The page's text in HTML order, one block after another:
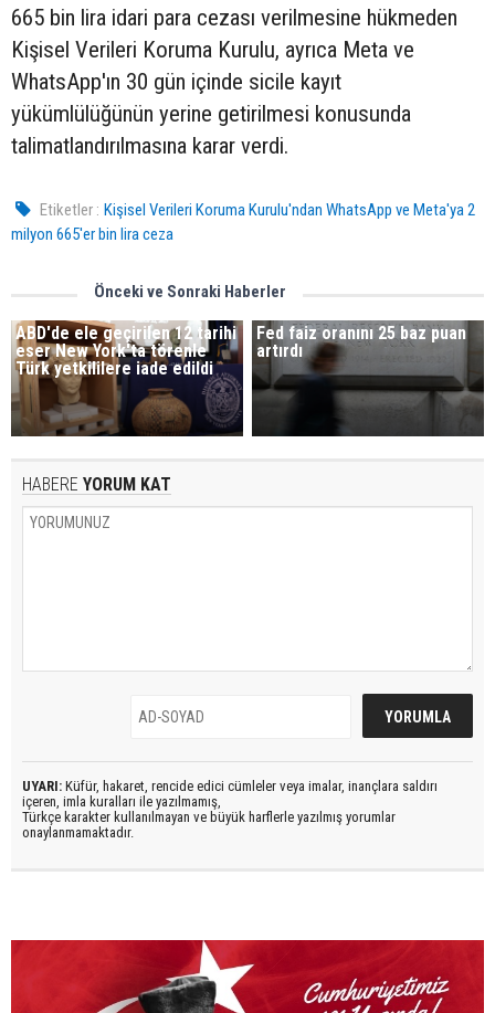
665 bin lira idari para cezası verilmesine hükmeden
Kişisel Verileri Koruma Kurulu, ayrıca Meta ve
WhatsApp'ın 30 gün içinde sicile kayıt
yükümlülüğünün yerine getirilmesi konusunda
talimatlandırılmasına karar verdi.
Etiketler : Kişisel Verileri Koruma Kurulu'ndan WhatsApp ve Meta'ya 2
milyon 665'er bin lira ceza
Önceki ve Sonraki Haberler
ABD'de ele geçirilen 12 tarihi
eser New York'ta törenle
Türk yetkililere iade edildi
Fed faiz oranını 25 baz puan
artırdı
HABERE YORUM KAT
UYARI: Küfür, hakaret, rencide edici cümleler veya imalar, inançlara saldırı
içeren, imla kuralları ile yazılmamış,
Türkçe karakter kullanılmayan ve büyük harflerle yazılmış yorumlar
onaylanmamaktadır.